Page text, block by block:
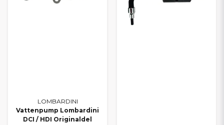
LOMBARDINI
Vattenpump Lombardini
DCI / HDI Originaldel